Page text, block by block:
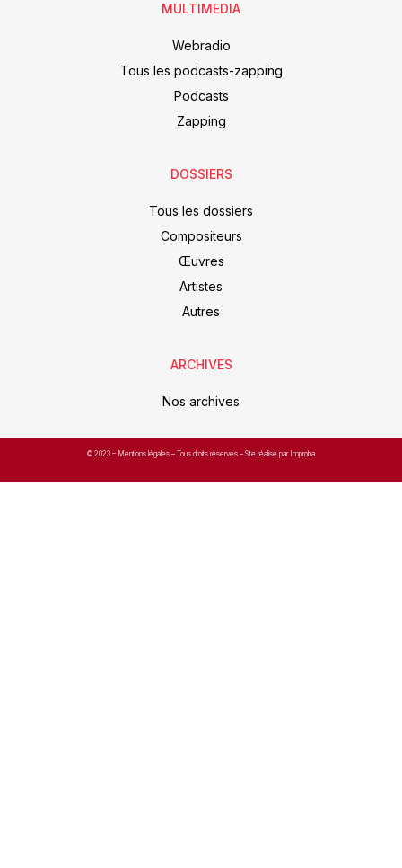
MULTIMEDIA
Webradio
Tous les podcasts-zapping
Podcasts
Zapping
DOSSIERS
Tous les dossiers
Compositeurs
Œuvres
Artistes
Autres
ARCHIVES
Nos archives
© 2023 – Mentions légales – Tous droits réservés – Site réalisé par Improba